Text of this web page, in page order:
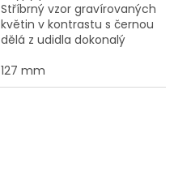
Stříbrný vzor gravírovaných
květin v kontrastu s černou
dělá z udidla dokonalý
127 mm